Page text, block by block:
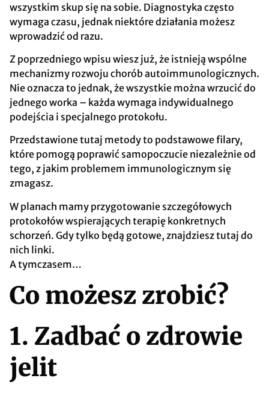
wszystkim skup się na sobie. Diagnostyka często
wymaga czasu, jednak niektóre działania możesz
wprowadzić od razu.
Z poprzedniego wpisu wiesz już, że istnieją wspólne
mechanizmy rozwoju chorób autoimmunologicznych.
Nie oznacza to jednak, że wszystkie można wrzucić do
jednego worka – każda wymaga indywidualnego
podejścia i specjalnego protokołu.
Przedstawione tutaj metody to podstawowe filary,
które pomogą poprawić samopoczucie niezależnie od
tego, z jakim problemem immunologicznym się
zmagasz.
W planach mamy przygotowanie szczegółowych
protokołów wspierających terapię konkretnych
schorzeń. Gdy tylko będą gotowe, znajdziesz tutaj do
nich linki.
A tymczasem…
Co możesz zrobić?
1. Zadbać o zdrowie
jelit